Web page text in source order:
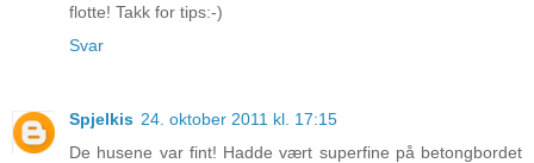
flotte! Takk for tips:-)
Svar
Spjelkis 24. oktober 2011 kl. 17:15
De husene var fint! Hadde vært superfine på betongbordet